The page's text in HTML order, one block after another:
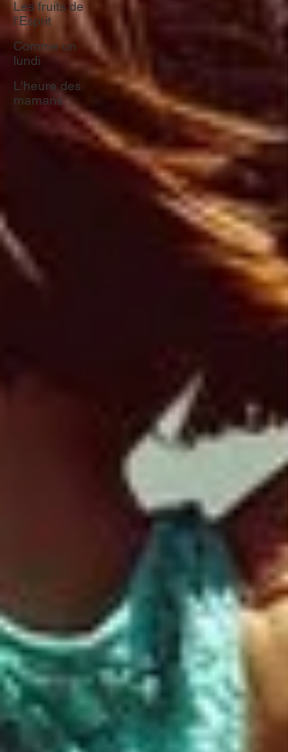
Les fruits de
l'Esprit
Comme un
lundi
L'heure des
mamans